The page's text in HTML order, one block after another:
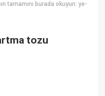
tamamını burada okuyun: ye-
tozu